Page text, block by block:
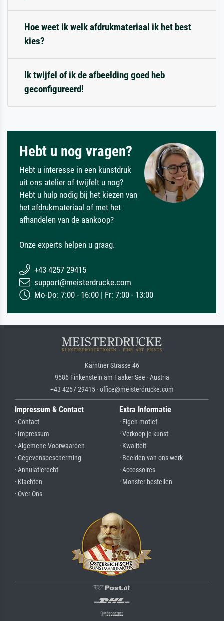
Hoe weet ik welk afdrukmateriaal ik het best
kies?
Ik twijfel of ik de afbeelding goed heb
geconfigureerd!
Hebt u nog vragen?
Hebt u interesse in een kunstdruk
uit ons atelier of twijfelt u nog?
Hebt u hulp nodig bij het kiezen van
het afdrukmateriaal of met het
afhandelen van de aankoop?
Onze experts helpen u graag.
+43 4257 29415
support@meisterdrucke.com
Mo-Do: 7:00 - 16:00 | Fr: 7:00 - 13:00
Kärntner Strasse 46
9586 Finkenstein am Faaker See · Austria
+43 4257 29415 · office@meisterdrucke.com
Impressum & Contact
· Contact
· Impressum
· Algemene Voorwaarden
· Gegevensbescherming
· Annulatierecht
· Klachten
· Over Ons
Extra Informatie
· Eigen motief
· Verkoop je kunst
· Kwaliteit
· Beelden van ons werk
· Accessoires
· Monster bestellen